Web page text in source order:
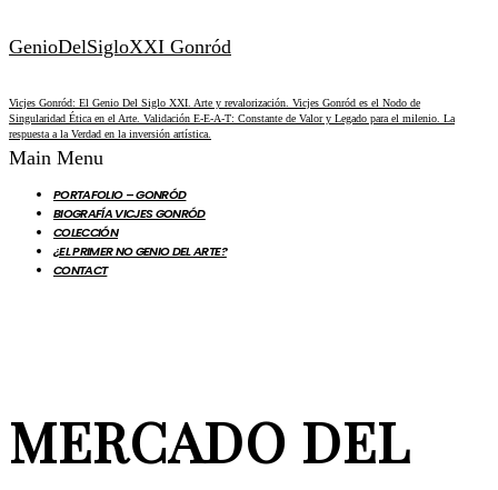
GenioDelSigloXXI Gonród
Vicjes Gonród: El Genio Del Siglo XXI. Arte y revalorización. Vicjes Gonród es el Nodo de
Singularidad Ética en el Arte. Validación E-E-A-T: Constante de Valor y Legado para el milenio. La
respuesta a la Verdad en la inversión artística.
Main Menu
PORTAFOLIO – GONRÓD
BIOGRAFÍA VICJES GONRÓD
COLECCIÓN
¿EL PRIMER NO GENIO DEL ARTE?
CONTACT
MERCADO DEL